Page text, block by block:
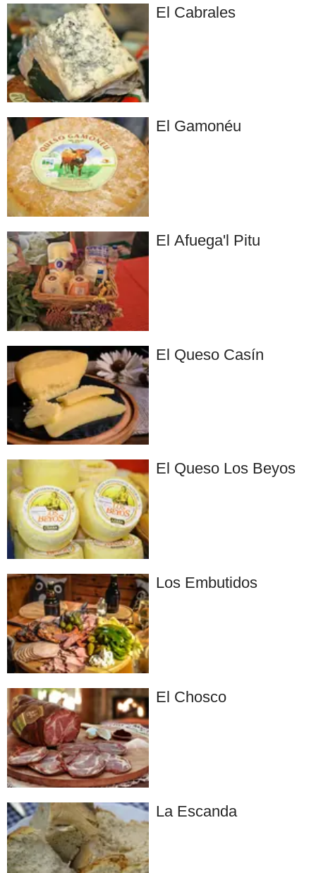
El Cabrales
El Gamonéu
El Afuega'l Pitu
El Queso Casín
El Queso Los Beyos
Los Embutidos
El Chosco
La Escanda